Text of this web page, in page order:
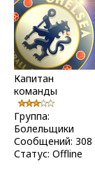
Капитан
команды
Группа:
Болельщики
Сообщений: 308
Статус: Offline